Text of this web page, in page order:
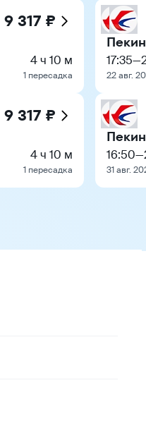
9 317 ₽
4 ч 10 м
1 пересадка
9 317 ₽
4 ч 10 м
1 пересадка
17:35—
22 авг.
16:50—
31 авг.